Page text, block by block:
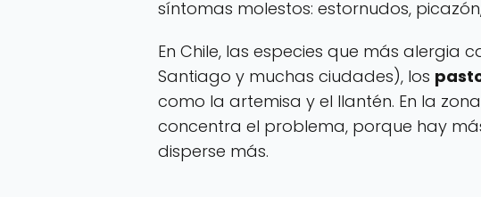
síntomas molestos: estornudos,
En Chile, las especies que más alergia
Santiago y muchas ciudades), los
como la artemisa y el llantén. En la
concentra el problema, porque hay
disperse más.